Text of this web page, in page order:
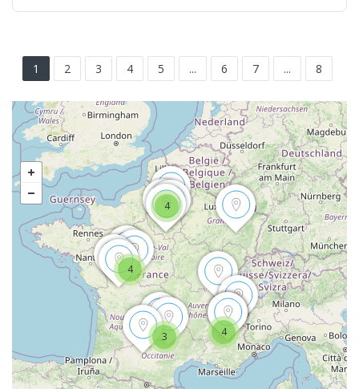
1 2 3 4 5 ... 6 7 ... 8
3 4
4
4